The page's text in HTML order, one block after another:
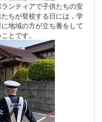
ンティアで子供たちの安
ちが登校する日には，学
地域の方が立ち番をして
とです。